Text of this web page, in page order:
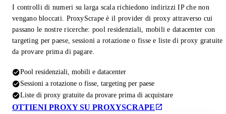
I controlli di numeri su larga scala richiedono indirizzi IP che non
vengano bloccati. ProxyScrape è il provider di proxy attraverso cui
passano le nostre ricerche: pool residenziali, mobili e datacenter con
targeting per paese, sessioni a rotazione o fisse e liste di proxy gratuite
da provare prima di pagare.
Pool residenziali, mobili e datacenter
Sessioni a rotazione o fisse, targeting per paese
Liste di proxy gratuite da provare prima di acquistare
OTTIENI PROXY SU PROXYSCRAPE